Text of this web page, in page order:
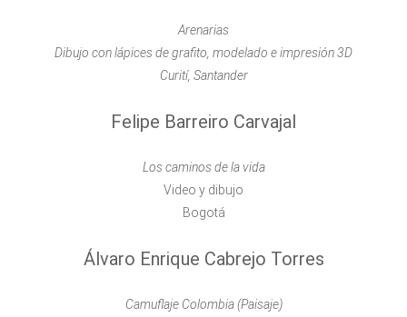
Arenarias
Dibujo con lápices de grafito, modelado e impresión 3D
Curití, Santander
Felipe Barreiro Carvajal
Los caminos de la vida
Video y dibujo
Bogotá
Álvaro Enrique Cabrejo Torres
Camuflaje Colombia (Paisaje)